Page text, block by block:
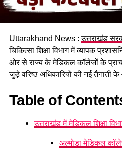
उनकी परीक्षा भी दिसंबर तक करा ली
पशुधन प्रसार अधिकारी, विभिन्न
स्नातक स्तरीय पद सहित कुल 1470
Uttarakhand News :उत्तराखंड
चिकित्सा शिक्षा विभाग में व्यापक
ओर से राज्य के मेडिकल कॉलेजों के
जुड़े वरिष्ठ अधिकारियों की नई तैनाती
Table of
उत्तराखंड में मेडिकल शिक्षा
अल्मोड़ा मेडिकल